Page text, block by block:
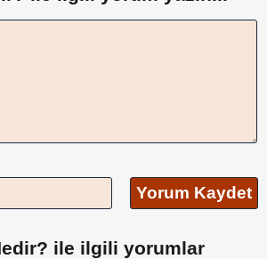
Yorum Kaydet
ile ilgili yorumlar